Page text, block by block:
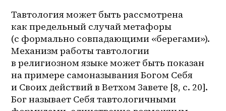
Тавтология может быть рассмотрена
как предельный случай метафоры
(с формально совпадающими «берегами»).
Механизм работы тавтологии
в религиозном языке может быть показан
на примере самоназывания Богом Себя
и Своих действий в Ветхом Завете [8, с. 20].
Бог называет Себя тавтологичными